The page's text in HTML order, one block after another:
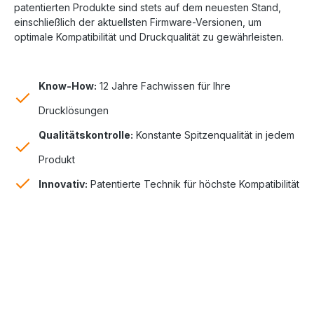
patentierten Produkte sind stets auf dem neuesten Stand,
einschließlich der aktuellsten Firmware-Versionen, um
optimale Kompatibilität und Druckqualität zu gewährleisten.
Know-How: 12 Jahre Fachwissen für Ihre
Drucklösungen
Qualitätskontrolle: Konstante Spitzenqualität in jedem
Produkt
Innovativ: Patentierte Technik für höchste Kompatibilität